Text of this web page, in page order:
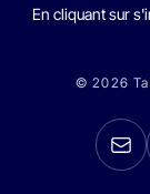
En cliquant sur
© 2026